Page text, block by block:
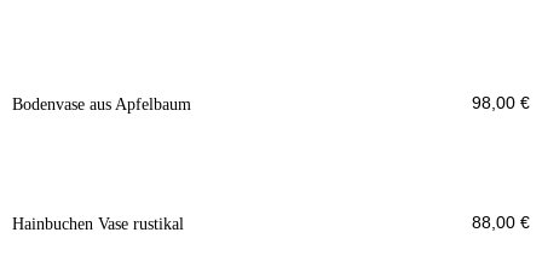
Bodenvase aus Apfelbaum 98,00 €
Hainbuchen Vase rustikal 88,00 €